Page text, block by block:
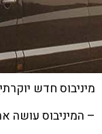
מיניבוס חדש
– המיניבוס עושה